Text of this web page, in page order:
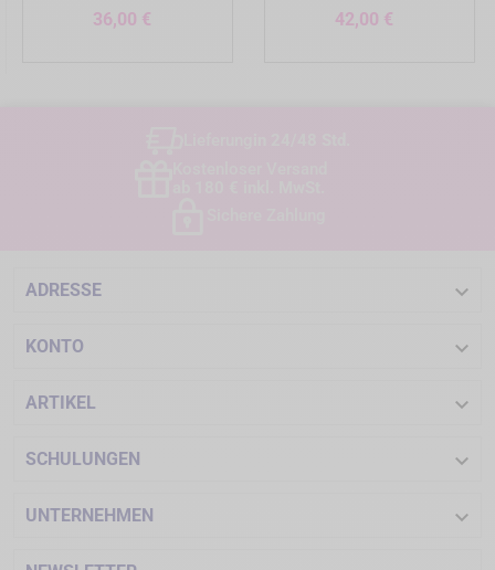
36,00 € 42,00 €
ADRESSE 
KONTO 
ARTIKEL 
SCHULUNGEN 
UNTERNEHMEN 